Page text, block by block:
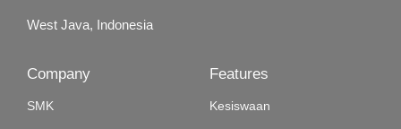
West Java, Indonesia
Company
SMK
Features
Kesiswaan